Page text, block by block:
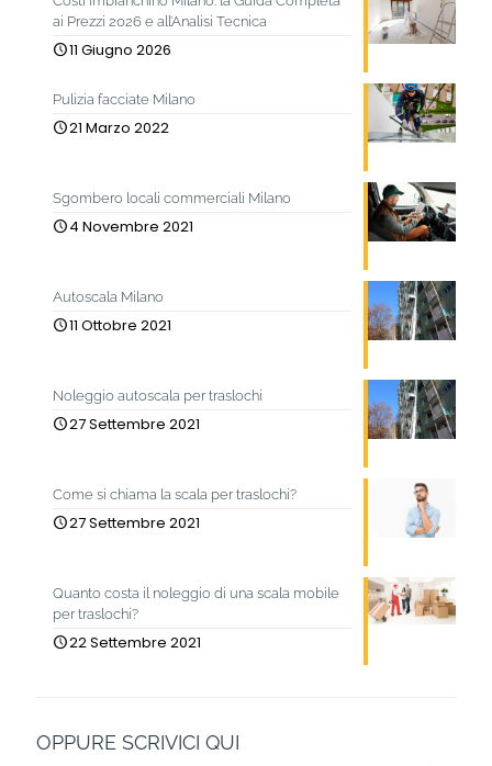
ai Prezzi 2026 e all’Analisi Tecnica
11 Giugno 2026
Pulizia facciate Milano
21 Marzo 2022
Sgombero locali commerciali Milano
4 Novembre 2021
Autoscala Milano
11 Ottobre 2021
Noleggio autoscala per traslochi
27 Settembre 2021
Come si chiama la scala per traslochi?
27 Settembre 2021
Quanto costa il noleggio di una scala mobile
per traslochi?
22 Settembre 2021
OPPURE SCRIVICI QUI